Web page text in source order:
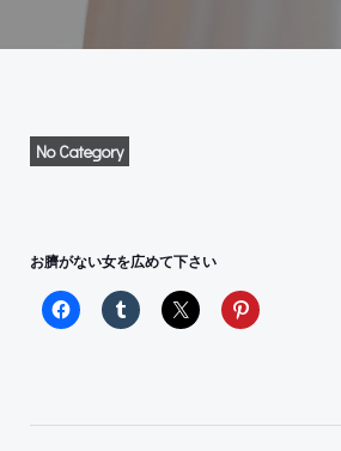
No Category
お臍がない女を広めて下さい